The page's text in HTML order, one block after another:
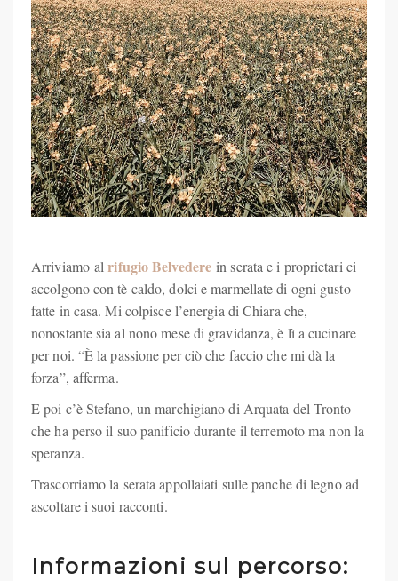
Arriviamo alrifugio Belvedere in serata e i proprietari ci
accolgono con tè caldo, dolci e marmellate di ogni gusto
fatte in casa. Mi colpisce l’energia di Chiara che,
nonostante sia al nono mese di gravidanza, è lì a cucinare
per noi. “È la passione per ciò che faccio che mi dà la
forza”, afferma.
E poi c’è Stefano, un marchigiano di Arquata del Tronto
che ha perso il suo panificio durante il terremoto ma non la
speranza.
Trascorriamo la serata appollaiati sulle panche di legno ad
ascoltare i suoi racconti.
Informazioni sul percorso: